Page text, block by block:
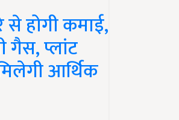
होगी कमाई,
गैस, प्लांट
आर्थिक